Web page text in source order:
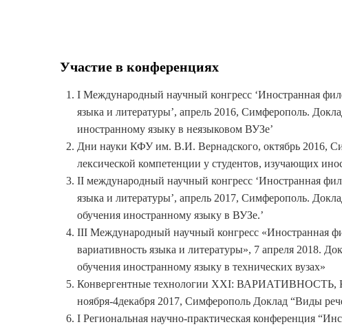
Участие в конференциях
I Международный научный конгресс ‘Иностранная
языка и литературы’, апрель 2016, Симферополь.
иностранному языку в неязыковом ВУЗе’
Дни науки КФУ им. В.И. Вернадского, октябрь 2016,
лексической компетенции у студентов, изучающих
II международный научный конгресс ‘Иностранная
языка и литературы’, апрель 2017, Симферополь.
обучения иностранному языку в ВУЗе.’
III Международный научный конгресс «Иностранная
вариативность языка и литературы», 7 апреля 2018.
обучения иностранному языку в технических вузах»
Конвергентные технологии XXI:
ноября-4декабря 2017, Симферополь Доклад “Виды
I Региональная научно-практическая конференция